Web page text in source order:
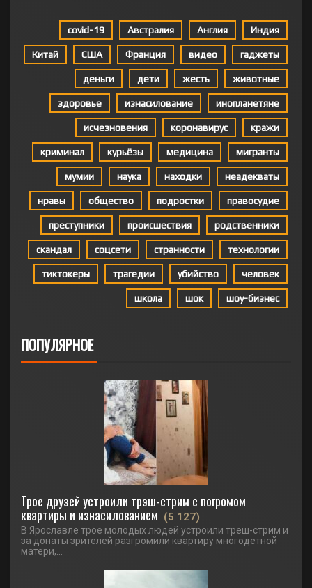
covid-19 Австралия Англия Индия
Китай США Франция видео гаджеты
деньги дети жесть животные
здоровье изнасилование инопланетяне
исчезновения коронавирус кражи
криминал курьёзы медицина мигранты
мумии наука находки неадекваты
нравы общество подростки правосудие
преступники происшествия родственники
скандал соцсети странности технологии
тиктокеры трагедии убийство человек
школа шок шоу-бизнес
ПОПУЛЯРНОЕ
Трое друзей устроили трэш-стрим с погромом
квартиры и изнасилованием (5 127)
В Ярославле трое молодых людей устроили треш-стрим и
за донаты зрителей разгромили квартиру многодетной
матери,...